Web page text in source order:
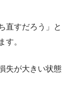
直すだろう」と
す。
失が大きい状態